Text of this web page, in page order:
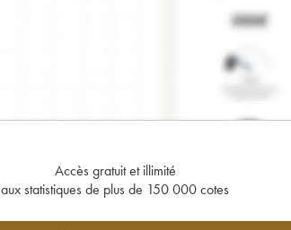
Accès gratuit et illimité
aux statistiques de plus de 150 000 cotes